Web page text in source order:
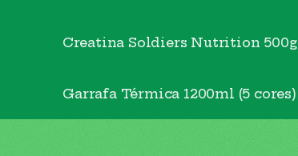
Creatina Soldiers Nutrition 500g
Garrafa Térmica 1200ml (5 cores)